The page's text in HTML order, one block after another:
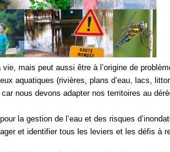
mais peut aussi être à l’origine de
aquatiques (rivières, plans d’eau, lacs,
nous devons adapter nos territoires au
la gestion de l’eau et des risques
et identifier tous les leviers et les défis à